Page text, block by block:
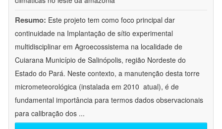
Resumo: Este projeto tem como foco principal dar
continuidade na Implantação de sítio experimental
multidisciplinar em Agroecossistema na localidade de
Cuiarana Município de Salinópolis, região Nordeste do
Estado do Pará. Neste contexto, a manutenção desta torre
micrometeorológica (instalada em 2010  atual), é de
fundamental importância para termos dados observacionais
para calibração dos ...